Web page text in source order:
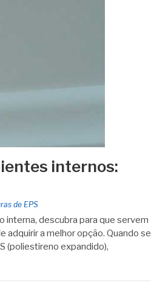
internos:
de EPS
interna, descubra para que servem
adquirir a melhor opção. Quando se
(poliestireno expandido),